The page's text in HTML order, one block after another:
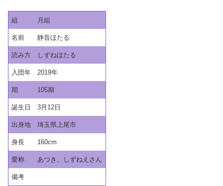
組 月組
名前 静音ほたる
読み方 しずねほたる
入団年 2019年
期 105期
誕生日 3月12日
出身地 埼玉県上尾市
身長 160cm
愛称 あつき、しずねえさん
備考